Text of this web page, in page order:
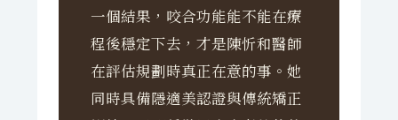
一個結果，咬合功能能不能在療
程後穩定下去，才是陳忻和醫師
在評估規劃時真正在意的事。她
同時具備隱適美認證與傳統矯正